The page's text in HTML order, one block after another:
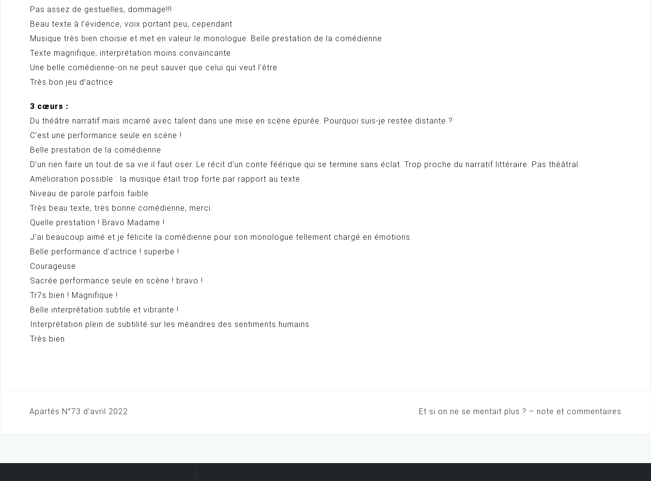
Pas assez de gestuelles, dommage!!!
Beau texte à l’évidence, voix portant peu, cependant
Musique très bien choisie et met en valeur le monologue. Belle prestation de la comédienne
Texte magnifique, interprétation moins convaincante
Une belle comédienne-on ne peut sauver que celui qui veut l’être
Très bon jeu d’actrice
3 cœurs :
Du théâtre narratif mais incarné avec talent dans une mise en scène épurée. Pourquoi suis-je restée distante ?
C’est une performance seule en scène !
Belle prestation de la comédienne
D’un rien faire un tout de sa vie il faut oser. Le récit d’un conte féérique qui se termine sans éclat. Trop proche du narratif littéraire. Pas théâtral.
Amélioration possible : la musique était trop forte par rapport au texte.
Niveau de parole parfois faible
Très beau texte, très bonne comédienne, merci.
Quelle prestation ! Bravo Madame !
J’ai beaucoup aimé et je félicite la comédienne pour son monologue tellement chargé en émotions.
Belle performance d’actrice ! superbe !
Courageuse
Sacrée performance seule en scène ! bravo !
Tr7s bien ! Magnifique !
Belle interprétation subtile et vibrante !
Interprétation plein de subtilité sur les méandres des sentiments humains
Très bien
Apartés N°73 d’avril 2022 Et si on ne se mentait plus ? – note et commentaires